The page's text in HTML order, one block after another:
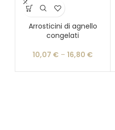
Arrosticini di agnello
congelati
10,07 € – 16,80 €